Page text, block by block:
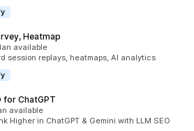
Heatmap
available
session replays, heatmaps, AI analytics
for ChatGPT
available
Higher in ChatGPT & Gemini with LLM SEO